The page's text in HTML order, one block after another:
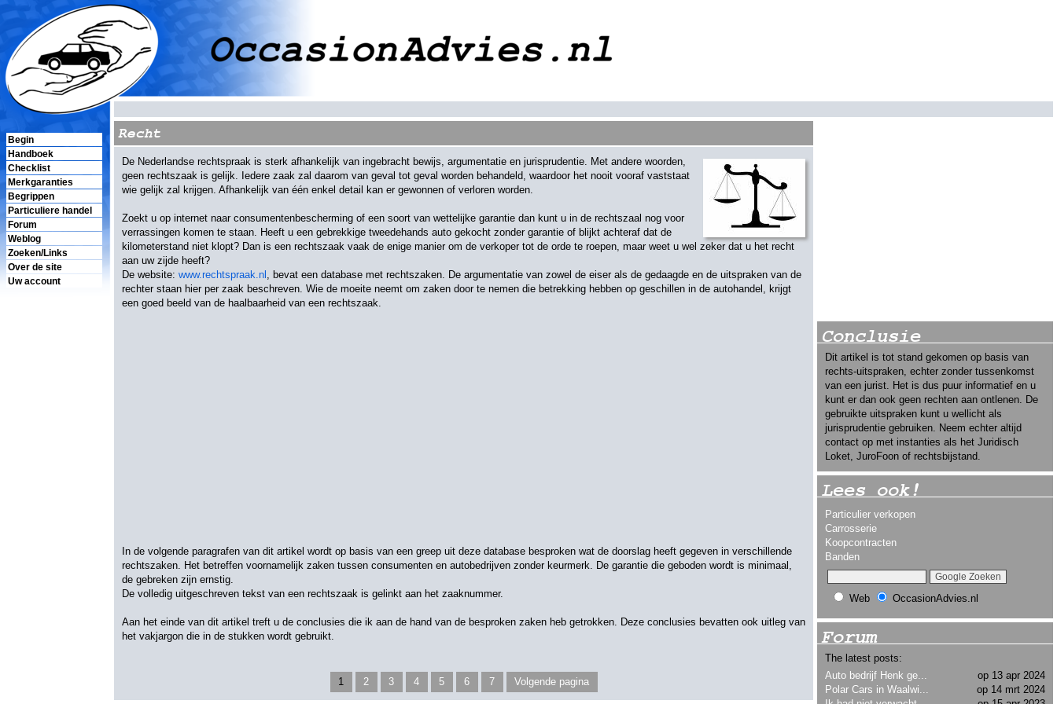
Begin
Handboek
Checklist
Merkgaranties
Begrippen
Particuliere handel
Forum
Weblog
Zoeken/Links
Over de site
Uw account
Conclusie
Dit artikel is tot stand gekomen op basis van
rechts-uitspraken, echter zonder tussenkomst
van een jurist. Het is dus puur informatief en u
kunt er dan ook geen rechten aan ontlenen. De
gebruikte uitspraken kunt u wellicht als
jurisprudentie gebruiken. Neem echter altijd
contact op met instanties als het Juridisch
Loket, JuroFoon of rechtsbijstand.
Lees ook!
Particulier verkopen
Carrosserie
Koopcontracten
Banden
Web OccasionAdvies.nl
Forum
The latest posts:
op 13 apr 2024
Auto bedrijf Henk ge...
op 14 mrt 2024
Polar Cars in Waalwi...
Recht
De Nederlandse rechtspraak is sterk afhankelijk van ingebracht bewijs, argumentatie en jurisprudentie. Met andere woorden,
geen rechtszaak is gelijk. Iedere zaak zal daarom van geval tot geval worden behandeld, waardoor het nooit vooraf vaststaat
wie gelijk zal krijgen. Afhankelijk van één enkel detail kan er gewonnen of verloren worden.
Zoekt u op internet naar consumentenbescherming of een soort van wettelijke garantie dan kunt u in de rechtszaal nog voor
verrassingen komen te staan. Heeft u een gebrekkige tweedehands auto gekocht zonder garantie of blijkt achteraf dat de
kilometerstand niet klopt? Dan is een rechtszaak vaak de enige manier om de verkoper tot de orde te roepen, maar weet u wel zeker dat u het recht
aan uw zijde heeft?
De website: www.rechtspraak.nl , bevat een database met rechtszaken. De argumentatie van zowel de eiser als de gedaagde en de uitspraken van de
rechter staan hier per zaak beschreven. Wie de moeite neemt om zaken door te nemen die betrekking hebben op geschillen in de autohandel, krijgt
een goed beeld van de haalbaarheid van een rechtszaak.
In de volgende paragrafen van dit artikel wordt op basis van een greep uit deze database besproken wat de doorslag heeft gegeven in verschillende
rechtszaken. Het betreffen voornamelijk zaken tussen consumenten en autobedrijven zonder keurmerk. De garantie die geboden wordt is minimaal,
de gebreken zijn ernstig.
De volledig uitgeschreven tekst van een rechtszaak is gelinkt aan het zaaknummer.
Aan het einde van dit artikel treft u de conclusies die ik aan de hand van de besproken zaken heb getrokken. Deze conclusies bevatten ook uitleg van
het vakjargon die in de stukken wordt gebruikt.
1 2 3 4 5 6 7 Volgende pagina